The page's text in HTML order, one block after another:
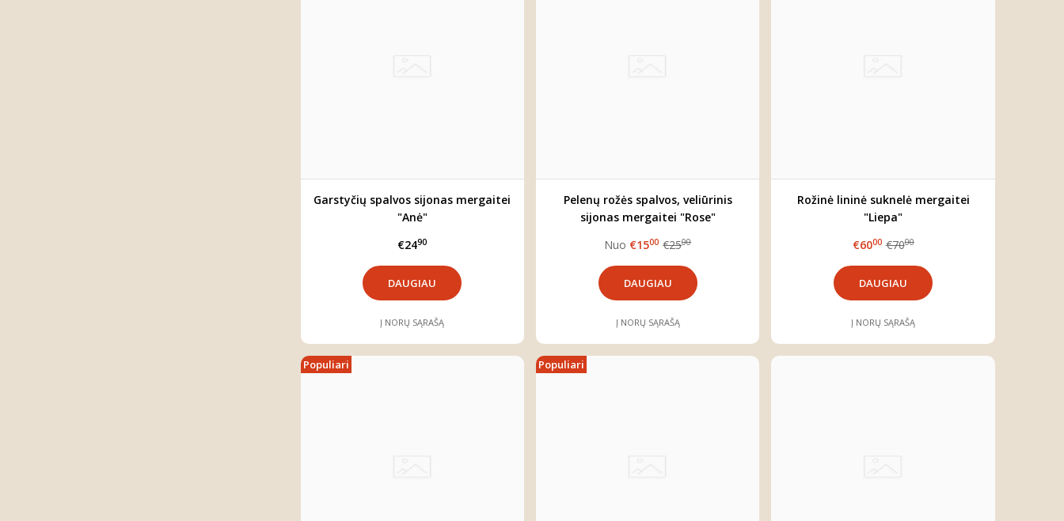
Garstyčių spalvos sijonas mergaitei
"Anė"
€2490
DAUGIAU
Į NORŲ SĄRAŠĄ
Pelenų rožės spalvos, veliūrinis
sijonas mergaitei "Rose"
Nuo €1500 €2500
DAUGIAU
Į NORŲ SĄRAŠĄ
Rožinė lininė suknelė mergaitei
"Liepa"
€6000 €7000
DAUGIAU
Į NORŲ SĄRAŠĄ
Populiari Populiari